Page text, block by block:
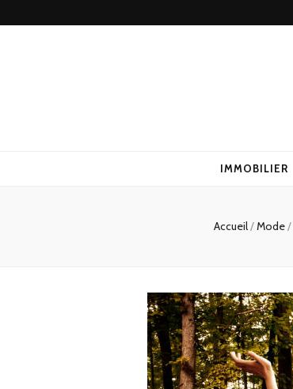
IMMOBILIER
Accueil/Mode/